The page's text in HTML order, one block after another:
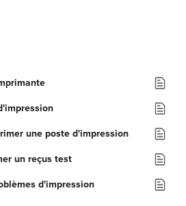
une poste d'impression
un reçus test
d'impression